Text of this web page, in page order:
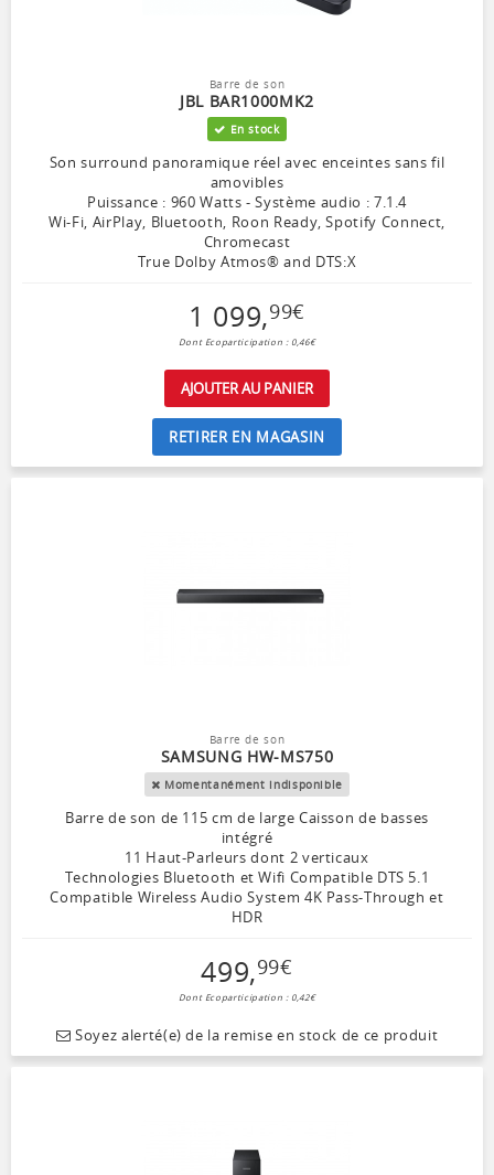
Barre de son
JBL BAR1000MK2
En stock
Son surround panoramique réel avec enceintes sans fil
amovibles
Puissance : 960 Watts - Système audio : 7.1.4
Wi-Fi, AirPlay, Bluetooth, Roon Ready, Spotify Connect,
Chromecast
True Dolby Atmos® and DTS:X
1 099,99€
Dont Ecoparticipation : 0,46€
AJOUTER AU PANIER
RETIRER EN MAGASIN
Barre de son
SAMSUNG HW-MS750
Momentanément indisponible
Barre de son de 115 cm de large Caisson de basses
intégré
11 Haut-Parleurs dont 2 verticaux
Technologies Bluetooth et Wifi Compatible DTS 5.1
Compatible Wireless Audio System 4K Pass-Through et
HDR
499,99€
Dont Ecoparticipation : 0,42€
Soyez alerté(e) de la remise en stock de ce produit